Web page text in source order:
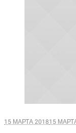
15 МАРТА 201815